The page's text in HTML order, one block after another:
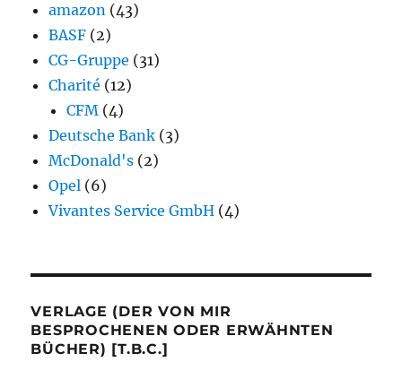
amazon (43)
BASF (2)
CG-Gruppe (31)
Charité (12)
CFM (4)
Deutsche Bank (3)
McDonald's (2)
Opel (6)
Vivantes Service GmbH (4)
VERLAGE (DER VON MIR
BESPROCHENEN ODER ERWÄHNTEN
BÜCHER) [T.B.C.]